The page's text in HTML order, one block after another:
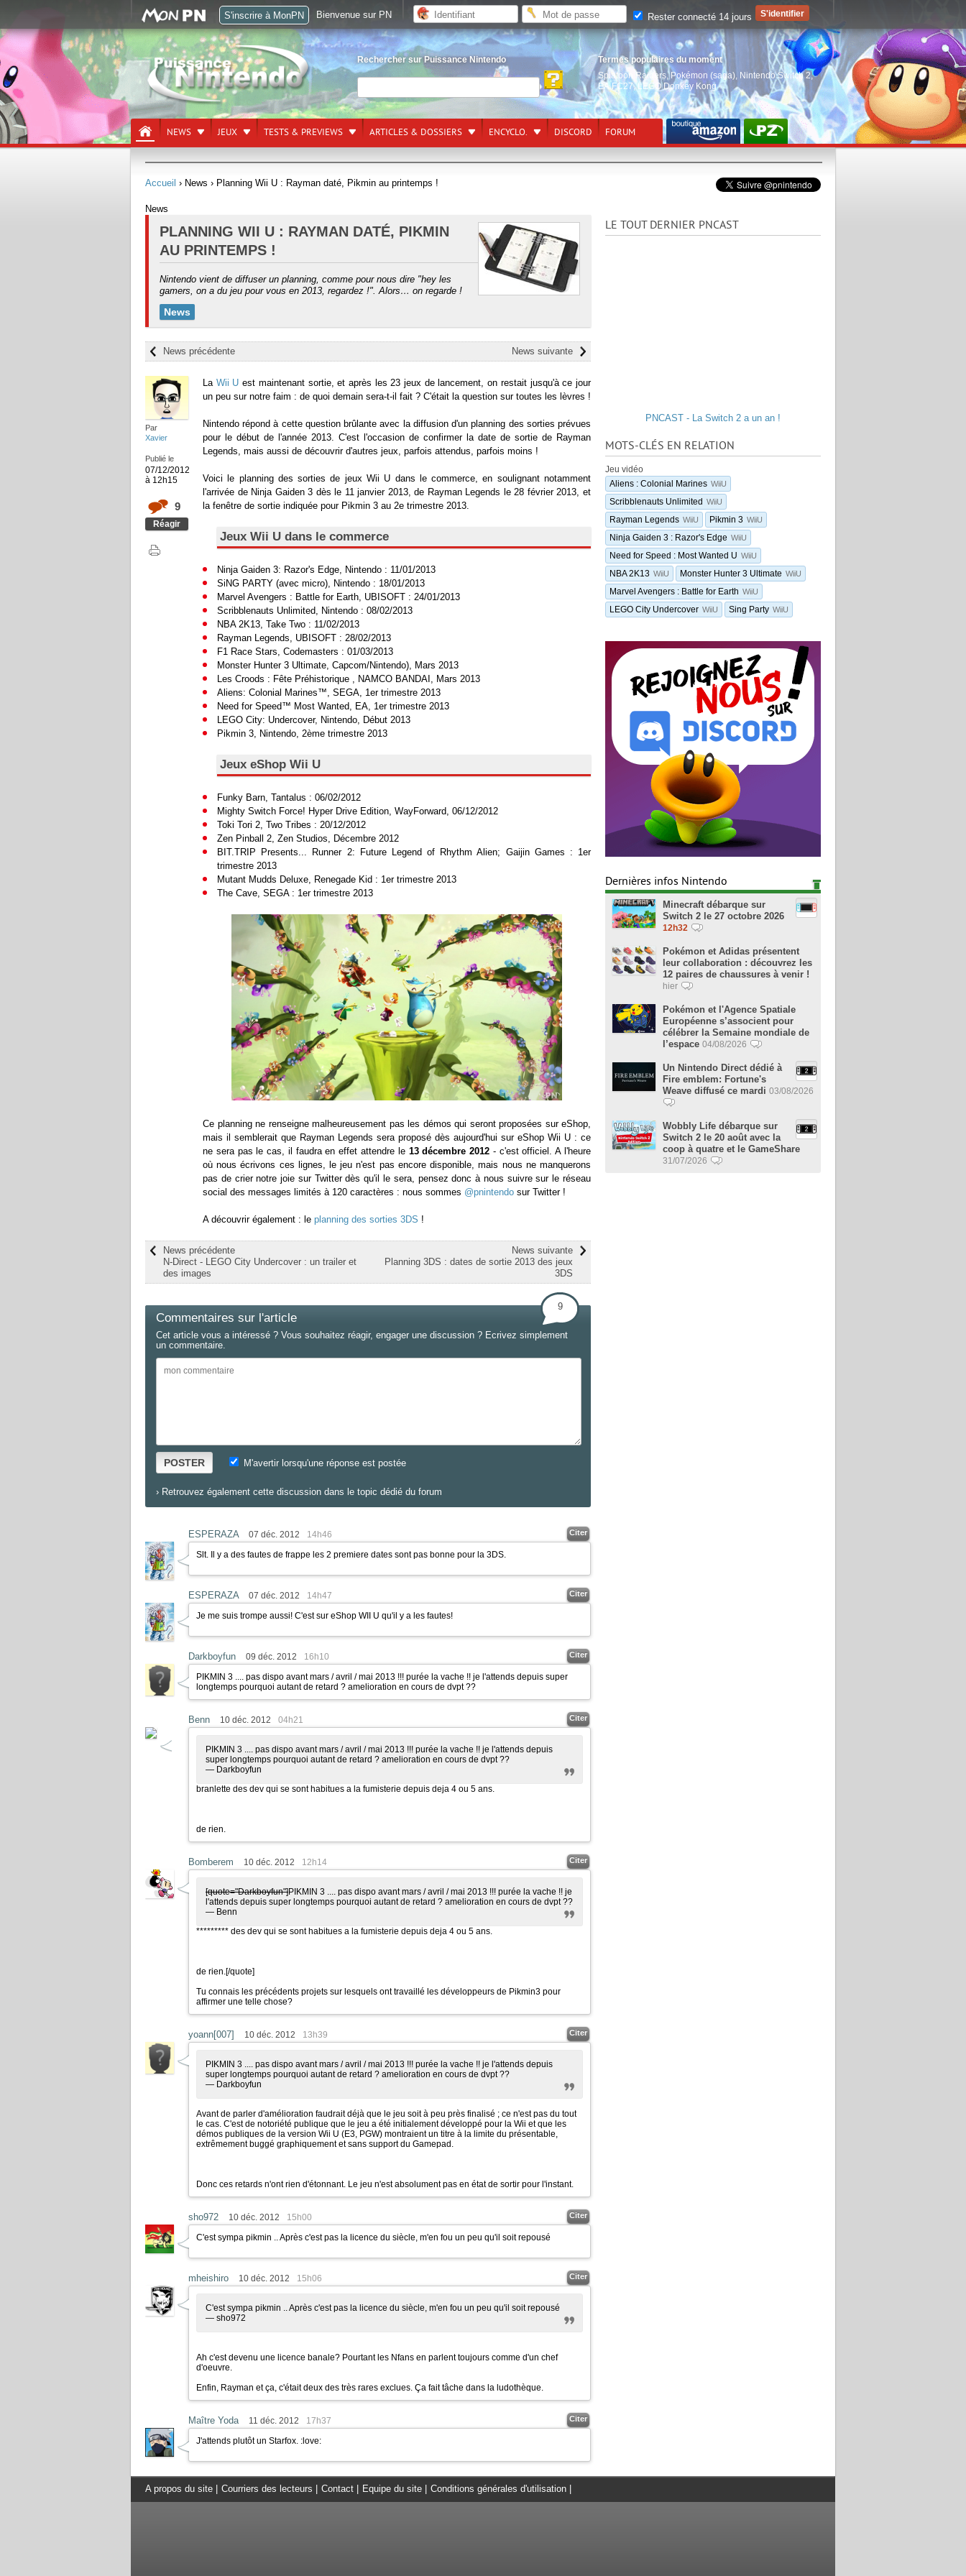
Rechercher sur Puissance Nintendo
Termes populaires du moment
Splatoon Raiders, Pokémon (saga) Nintendo Switch 2,
EA FC27,LEGO Donkey Kong
NEWS JEUX TESTS & PREVIEWS ARTICLES & DOSSIERS ENCYCLO. DISCORD FORUM
Accueil › News › Planning Wii U : Rayman daté, Pikmin au printemps !
News
PLANNING WII U : RAYMAN DATÉ, PIKMIN
AU PRINTEMPS !
Nintendo vient de diffuser un planning, comme pour nous dire "hey les
gamers, on a du jeu pour vous en 2013, regardez !". Alors… on regarde !
News
News suivante
News précédente
Par
Xavier
Publié le
07/12/2012
à 12h15
9
Réagir
La Wii U est maintenant sortie, et après les 23 jeux de lancement, on restait jusqu'à ce jour
un peu sur notre faim : de quoi demain sera-t-il fait ? C'était la question sur toutes les lèvres !
Nintendo répond à cette question brûlante avec la diffusion d'un planning des sorties prévues
pour le début de l'année 2013. C'est l'occasion de confirmer la date de sortie de Rayman
Legends, mais aussi de découvrir d'autres jeux, parfois attendus, parfois moins !
Voici le planning des sorties de jeux Wii U dans le commerce, en soulignant notamment
l'arrivée de Ninja Gaiden 3 dès le 11 janvier 2013, de Rayman Legends le 28 février 2013, et
la fenêtre de sortie indiquée pour Pikmin 3 au 2e trimestre 2013.
Jeux Wii U dans le commerce
Ninja Gaiden 3: Razor's Edge, Nintendo : 11/01/2013
SiNG PARTY (avec micro), Nintendo : 18/01/2013
Marvel Avengers : Battle for Earth, UBISOFT : 24/01/2013
Scribblenauts Unlimited, Nintendo : 08/02/2013
NBA 2K13, Take Two : 11/02/2013
Rayman Legends, UBISOFT : 28/02/2013
F1 Race Stars, Codemasters : 01/03/2013
Monster Hunter 3 Ultimate, Capcom/Nintendo), Mars 2013
Les Croods : Fête Préhistorique , NAMCO BANDAI, Mars 2013
Aliens: Colonial Marines™, SEGA, 1er trimestre 2013
Need for Speed™ Most Wanted, EA, 1er trimestre 2013
LEGO City: Undercover, Nintendo, Début 2013
Pikmin 3, Nintendo, 2ème trimestre 2013
Jeux eShop Wii U
Funky Barn, Tantalus : 06/02/2012
Mighty Switch Force! Hyper Drive Edition, WayForward, 06/12/2012
Toki Tori 2, Two Tribes : 20/12/2012
Zen Pinball 2, Zen Studios, Décembre 2012
BIT.TRIP Presents... Runner 2: Future Legend of Rhythm Alien; Gaijin Games : 1er
trimestre 2013
Mutant Mudds Deluxe, Renegade Kid : 1er trimestre 2013
The Cave, SEGA : 1er trimestre 2013
Ce planning ne renseigne malheureusement pas les démos qui seront proposées sur eShop,
mais il semblerait que Rayman Legends sera proposé dès aujourd'hui sur eShop Wii U : ce
ne sera pas le cas, il faudra en effet attendre le 13 décembre 2012 - c'est officiel. A l'heure
où nous écrivons ces lignes, le jeu n'est pas encore disponible, mais nous ne manquerons
pas de crier notre joie sur Twitter dès qu'il le sera, pensez donc à nous suivre sur le réseau
social des messages limités à 120 caractères : nous sommes @pnintendo sur Twitter !
A découvrir également : le planning des sorties 3DS !
News suivante
Planning 3DS : dates de sortie 2013 des jeux
3DS
News précédente
N-Direct - LEGO City Undercover : un trailer et
des images
Commentaires sur l'article
9
Cet article vous a intéressé ? Vous souhaitez réagir, engager une discussion ? Ecrivez simplement
un commentaire.
POSTER M'avertir lorsqu'une réponse est postée
› Retrouvez également cette discussion dans le topic dédié du forum
ESPERAZA 07 déc. 2012 14h46 Citer
Slt. Il y a des fautes de frappe les 2 premiere dates sont pas bonne pour la 3DS.
ESPERAZA 07 déc. 2012 14h47 Citer
Je me suis trompe aussi! C'est sur eShop WII U qu'il y a les fautes!
Darkboyfun 09 déc. 2012 16h10 Citer
PIKMIN 3 .... pas dispo avant mars / avril / mai 2013 !!! purée la vache !! je l'attends depuis super
longtemps pourquoi autant de retard ? amelioration en cours de dvpt ??
Benn 10 déc. 2012 04h21 Citer
PIKMIN 3 .... pas dispo avant mars / avril / mai 2013 !!! purée la vache !! je l'attends depuis
super longtemps pourquoi autant de retard ? amelioration en cours de dvpt ??
— Darkboyfun
branlette des dev qui se sont habitues a la fumisterie depuis deja 4 ou 5 ans.
de rien.
Bomberem 10 déc. 2012 12h14 Citer
[quote="Darkboyfun"]PIKMIN 3 .... pas dispo avant mars / avril / mai 2013 !!! purée la vache !! je
l'attends depuis super longtemps pourquoi autant de retard ? amelioration en cours de dvpt ??
— Benn
********* des dev qui se sont habitues a la fumisterie depuis deja 4 ou 5 ans.
de rien. [/quote]
Tu connais les précédents projets sur lesquels ont travaillé les développeurs de Pikmin3 pour
affirmer une telle chose?
yoann[007] 10 déc. 2012 13h39 Citer
PIKMIN 3 .... pas dispo avant mars / avril / mai 2013 !!! purée la vache !! je l'attends depuis
super longtemps pourquoi autant de retard ? amelioration en cours de dvpt ??
— Darkboyfun
Avant de parler d'amélioration faudrait déjà que le jeu soit à peu près finalisé ; ce n'est pas du tout
le cas. C'est de notoriété publique que le jeu a été initialement développé pour la Wii et que les
démos publiques de la version Wii U (E3, PGW) montraient un titre à la limite du présentable,
extrêmement buggé graphiquement et sans support du Gamepad.
Donc ces retards n'ont rien d'étonnant. Le jeu n'est absolument pas en état de sortir pour l'instant.
sho972 10 déc. 2012 15h00 Citer
C'est sympa pikmin .. Après c'est pas la licence du siècle, m'en fou un peu qu'il soit repousé
mheishiro 10 déc. 2012 15h06 Citer
C'est sympa pikmin .. Après c'est pas la licence du siècle, m'en fou un peu qu'il soit repousé
— sho972
Ah c'est devenu une licence banale? Pourtant les Nfans en parlent toujours comme d'un chef
d'oeuvre.
Enfin, Rayman et ça, c'était deux des très rares exclues. Ça fait tâche dans la ludothèque.
Maître Yoda 11 déc. 2012 17h37 Citer
J'attends plutôt un Starfox. :love:
LE TOUT DERNIER PNCAST
PNCAST - La Switch 2 a un an !
MOTS-CLÉS EN RELATION
Jeu vidéo
Aliens : Colonial Marines WiiU
Scribblenauts Unlimited WiiU
Rayman Legends WiiU Pikmin 3 WiiU
Ninja Gaiden 3 : Razor's Edge WiiU
Need for Speed : Most Wanted U WiiU
NBA 2K13 WiiU Monster Hunter 3 Ultimate WiiU
Marvel Avengers : Battle for Earth WiiU
LEGO City Undercover WiiU Sing Party WiiU
Dernières infos Nintendo
Minecraft débarque sur
Switch 2 le 27 octobre 2026
12h32
Pokémon et Adidas présentent
leur collaboration : découvrez les
12 paires de chaussures à venir !
hier
Pokémon et l'Agence Spatiale
Européenne s’associent pour
célébrer la Semaine mondiale de
l’espace 04/08/2026
Un Nintendo Direct dédié à
Fire emblem: Fortune's
Weave diffusé ce mardi 03/08/2026
Wobbly Life débarque sur
Switch 2 le 20 août avec la
coop à quatre et le GameShare
31/07/2026
A propos du site Courriers des lecteurs Contact Equipe du site Conditions générales d'utilisation
S'inscrire à MonPN Bienvenue sur PN Rester connecté 14 jours